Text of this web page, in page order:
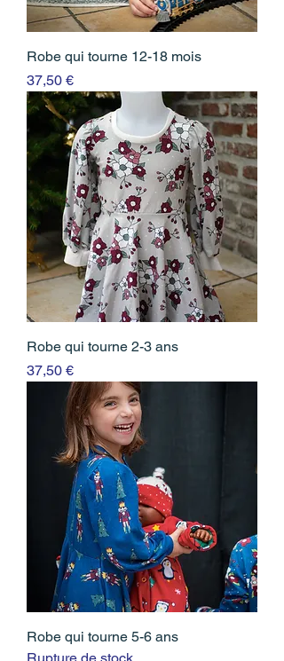
Robe qui tourne 12-18 mois
Prix
37,50 €
Robe qui tourne 2-3 ans
Prix
37,50 €
Robe qui tourne 5-6 ans
Rupture de stock